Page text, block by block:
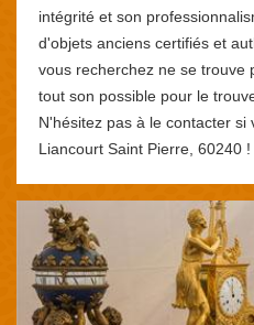
intégrité et son
d'objets anciens certifiés et
vous recherchez ne se trouve
tout son possible pour le
N'hésitez pas à le contacter si
Liancourt Saint Pierre, 60240 !